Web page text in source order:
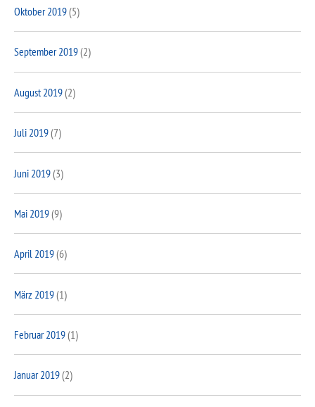
Oktober 2019(5)
September 2019(2)
August 2019(2)
Juli 2019(7)
Juni 2019(3)
Mai 2019(9)
April 2019(6)
März 2019(1)
Februar 2019(1)
Januar 2019(2)